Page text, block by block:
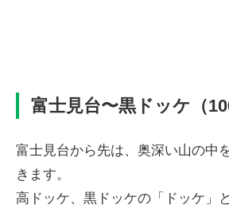
富士見台〜黒ドッケ（
富士見台から先は、奥深い山の中
きます。
高ドッケ、黒ドッケの「ドッケ」